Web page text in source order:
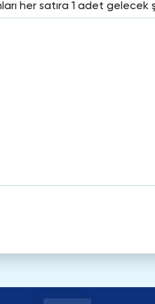
her satıra 1 adet gelecek